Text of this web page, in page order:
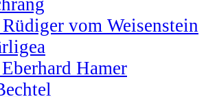
vom Weisenstein
Hamer